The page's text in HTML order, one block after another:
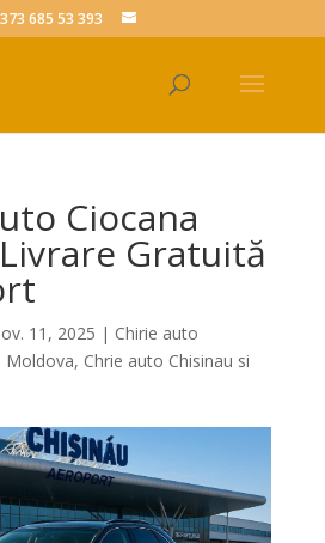
685 53 393
Ciocana
Gratuită
11, 2025 | Chirie auto
Moldova, Chrie auto Chisinau si